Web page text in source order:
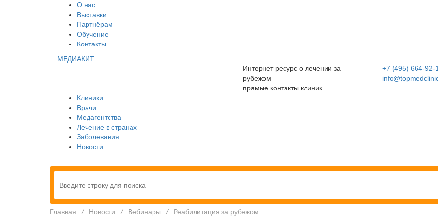
О нас
Выставки
Партнёрам
Обучение
Контакты
МЕДИАКИТ
Интернет ресурс о лечении за
рубежом
прямые контакты клиник
+7 (495) 664-92-
Клиники
Врачи
Медагентства
Лечение в странах
Заболевания
Новости
Главная / Новости / Вебинары / Реабилитация за рубежом